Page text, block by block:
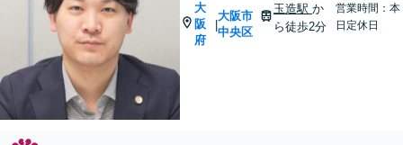
大
阪
府
|
大阪市
中央区
玉造駅 か
ら徒歩2分
営業時間：本
日定休日